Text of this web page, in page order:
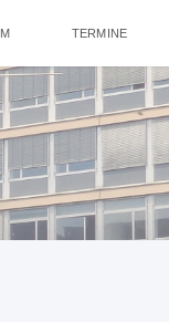
TERMINE